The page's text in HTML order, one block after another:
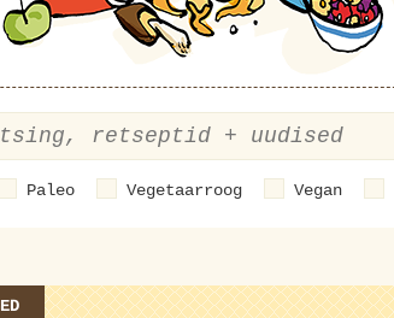
Paleo Vegetaarroog Vegan